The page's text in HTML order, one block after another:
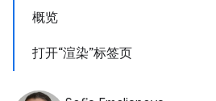
概览
打开“渲染”标签页